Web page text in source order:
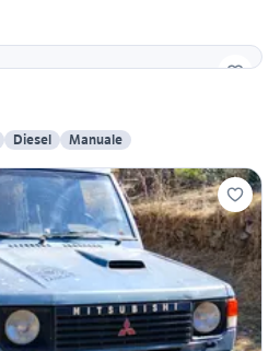
Diesel Manuale